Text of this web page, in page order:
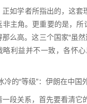
正如学者所指出的，这套
非主角。更重要的是，所
那么高。这三个国家“虽
略利益并不一致，各怀
冷的“等级”：伊朗在中国
一段关系，首先要看清它